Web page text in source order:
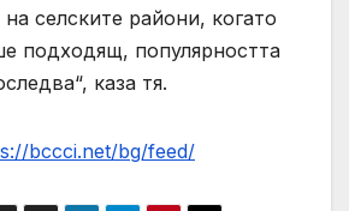
селските райони, когато
подходящ, популярността
каза тя.
bccci.net/bg/feed/